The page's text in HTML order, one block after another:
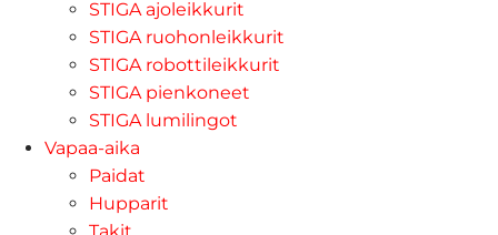
STIGA ajoleikkurit
STIGA ruohonleikkurit
STIGA robottileikkurit
STIGA pienkoneet
STIGA lumilingot
Vapaa-aika
Paidat
Hupparit